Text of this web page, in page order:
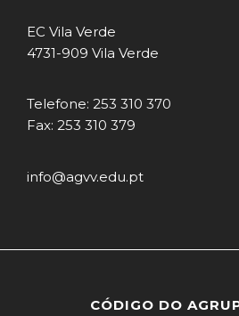
EC Vila Verde
4731-909 Vila Verde
Telefone: 253 310 370
Fax: 253 310 379
info@agvv.edu.pt
CÓDIGO DO